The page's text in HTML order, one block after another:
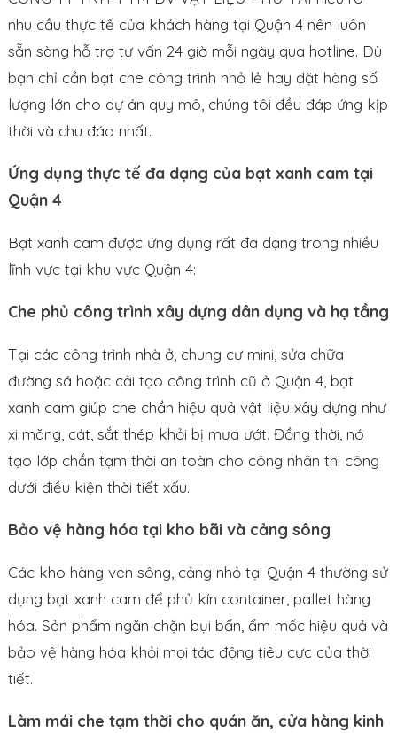
nhu cầu thực tế của khách hàng tại Quận 4 nên luôn
sẵn sàng hỗ trợ tư vấn 24 giờ mỗi ngày qua hotline. Dù
bạn chỉ cần bạt che công trình nhỏ lẻ hay đặt hàng số
lượng lớn cho dự án quy mô, chúng tôi đều đáp ứng kịp
thời và chu đáo nhất.
Ứng dụng thực tế đa dạng của bạt xanh cam tại
Quận 4
Bạt xanh cam được ứng dụng rất đa dạng trong nhiều
lĩnh vực tại khu vực Quận 4:
Che phủ công trình xây dựng dân dụng và hạ tầng
Tại các công trình nhà ở, chung cư mini, sửa chữa
đường sá hoặc cải tạo công trình cũ ở Quận 4, bạt
xanh cam giúp che chắn hiệu quả vật liệu xây dựng như
xi măng, cát, sắt thép khỏi bị mưa ướt. Đồng thời, nó
tạo lớp chắn tạm thời an toàn cho công nhân thi công
dưới điều kiện thời tiết xấu.
Bảo vệ hàng hóa tại kho bãi và cảng sông
Các kho hàng ven sông, cảng nhỏ tại Quận 4 thường sử
dụng bạt xanh cam để phủ kín container, pallet hàng
hóa. Sản phẩm ngăn chặn bụi bẩn, ẩm mốc hiệu quả và
bảo vệ hàng hóa khỏi mọi tác động tiêu cực của thời
tiết.
Làm mái che tạm thời cho quán ăn, cửa hàng kinh